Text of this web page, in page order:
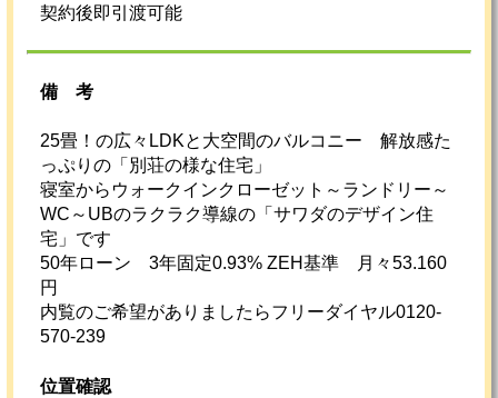
契約後即引渡可能
備考
25畳！の広々LDKと大空間のバルコニー 解放感た
っぷりの「別荘の様な住宅」
寝室からウォークインクローゼット～ランドリー～
WC～UBのラクラク導線の「サワダのデザイン住
宅」です
50年ローン 3年固定0.93% ZEH基準 月々53.160
円
内覧のご希望がありましたらフリーダイヤル0120-
570-239
位置確認